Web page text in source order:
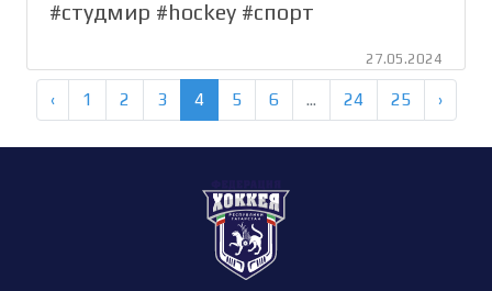
#студмир #hockey #спорт
27.05.2024
‹ 1 2 3 4 5 6 ... 24 25 ›